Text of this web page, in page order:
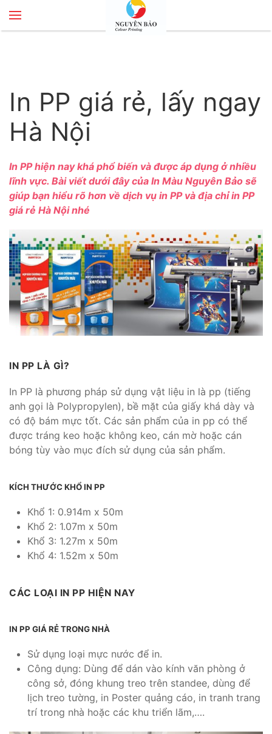
Skip to main content
In PP giá rẻ, lấy ngay
Hà Nội
In PP hiện nay khá phổ biến và được áp dụng ở nhiều
lĩnh vực. Bài viết dưới đây của In Màu Nguyên Bảo sẽ
giúp bạn hiểu rõ hơn về dịch vụ in PP và địa chỉ in PP
giá rẻ Hà Nội nhé
IN PP LÀ GÌ?
In PP là phương pháp sử dụng vật liệu in là pp (tiếng
anh gọi là Polypropylen), bề mặt của giấy khá dày và
có độ bám mực tốt. Các sản phẩm của in pp có thể
được tráng keo hoặc không keo, cán mờ hoặc cán
bóng tùy vào mục đích sử dụng của sản phẩm.
KÍCH THƯỚC KHỔ IN PP
Khổ 1: 0.914m x 50m
Khổ 2: 1.07m x 50m
Khổ 3: 1.27m x 50m
Khổ 4: 1.52m x 50m
CÁC LOẠI IN PP HIỆN NAY
IN PP GIÁ RẺ TRONG NHÀ
Sử dụng loại mực nước để in.
Công dụng: Dùng để dán vào kính văn phòng ở
công sở, đóng khung treo trên standee, dùng để
lịch treo tường, in Poster quảng cáo, in tranh trang
trí trong nhà hoặc các khu triển lãm,….